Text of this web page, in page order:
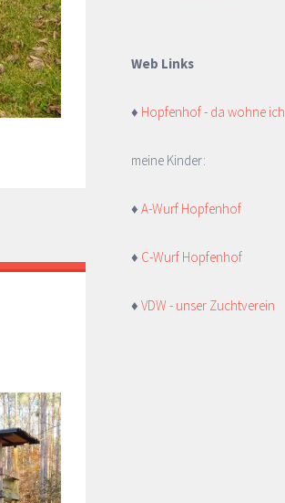
Web Links
♦ Hopfenhof - da wohne ich
meine Kinder:
♦ A-Wurf Hopfenhof
♦ C-Wurf Hopfenhof
♦ VDW - unser Zuchtverein